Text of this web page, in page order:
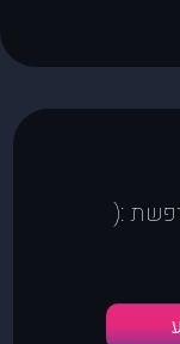
:(